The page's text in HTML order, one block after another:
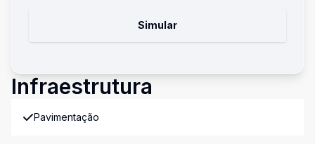
Simular
Infraestrutura
Pavimentação